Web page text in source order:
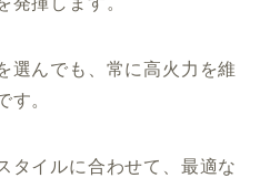
選んでも、常に高火力を維
す。
タイルに合わせて、最適な